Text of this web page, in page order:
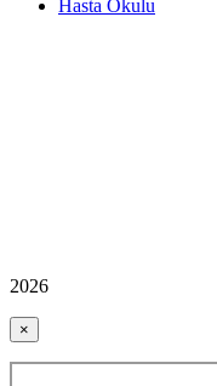
Hasta Okulu
2026
×